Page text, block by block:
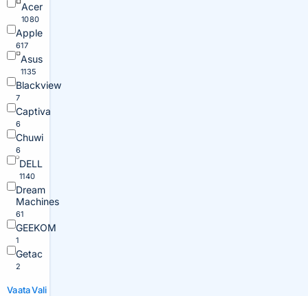
Acer
1080
Apple
617
Asus
1135
Blackview
7
Captiva
6
Chuwi
6
DELL
1140
Dream
Machines
61
GEEKOM
1
Getac
2
VaataVali